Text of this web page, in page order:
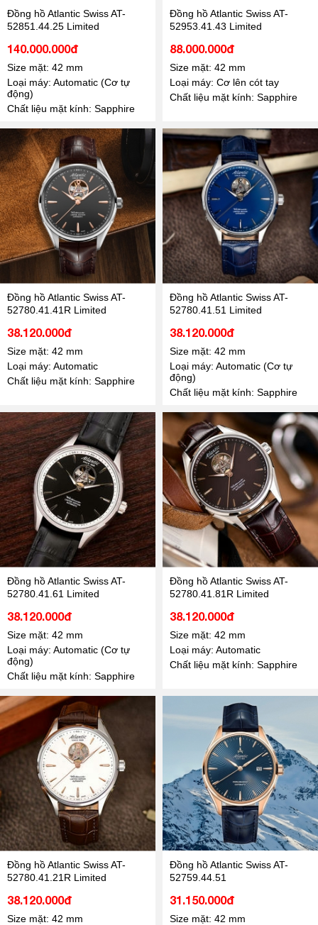
Đồng hồ Atlantic Swiss AT-
52851.44.25 Limited
140.000.000đ
Size mặt: 42 mm
Loại máy: Automatic (Cơ tự
động)
Chất liệu mặt kính: Sapphire
Đồng hồ Atlantic Swiss AT-
52953.41.43 Limited
88.000.000đ
Size mặt: 42 mm
Loại máy: Cơ lên cót tay
Chất liệu mặt kính: Sapphire
Đồng hồ Atlantic Swiss AT-
52780.41.41R Limited
38.120.000đ
Size mặt: 42 mm
Loại máy: Automatic
Chất liệu mặt kính: Sapphire
Đồng hồ Atlantic Swiss AT-
52780.41.51 Limited
38.120.000đ
Size mặt: 42 mm
Loại máy: Automatic (Cơ tự
động)
Chất liệu mặt kính: Sapphire
Đồng hồ Atlantic Swiss AT-
52780.41.61 Limited
38.120.000đ
Size mặt: 42 mm
Loại máy: Automatic (Cơ tự
động)
Chất liệu mặt kính: Sapphire
Đồng hồ Atlantic Swiss AT-
52780.41.81R Limited
38.120.000đ
Size mặt: 42 mm
Loại máy: Automatic
Chất liệu mặt kính: Sapphire
Đồng hồ Atlantic Swiss AT-
52780.41.21R Limited
38.120.000đ
Size mặt: 42 mm
Đồng hồ Atlantic Swiss AT-
52759.44.51
31.150.000đ
Size mặt: 42 mm